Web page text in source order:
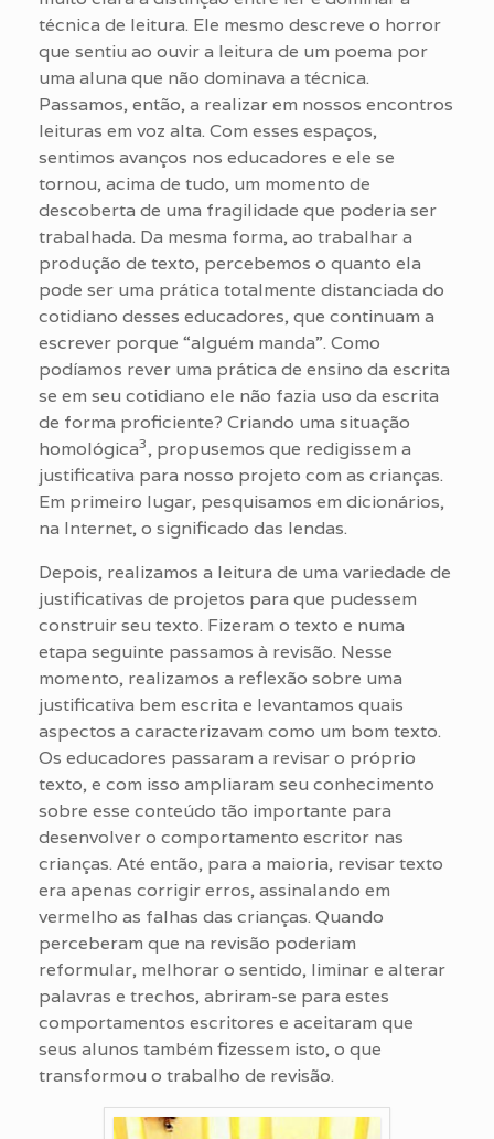
técnica de leitura. Ele mesmo descreve o horror
que sentiu ao ouvir a leitura de um poema por
uma aluna que não dominava a técnica.
Passamos, então, a realizar em nossos encontros
leituras em voz alta. Com esses espaços,
sentimos avanços nos educadores e ele se
tornou, acima de tudo, um momento de
descoberta de uma fragilidade que poderia ser
trabalhada. Da mesma forma, ao trabalhar a
produção de texto, percebemos o quanto ela
pode ser uma prática totalmente distanciada do
cotidiano desses educadores, que continuam a
escrever porque “alguém manda”. Como
podíamos rever uma prática de ensino da escrita
se em seu cotidiano ele não fazia uso da escrita
de forma proficiente? Criando uma situação
homológica3, propusemos que redigissem a
justificativa para nosso projeto com as crianças.
Em primeiro lugar, pesquisamos em dicionários,
na Internet, o significado das lendas.
Depois, realizamos a leitura de uma variedade de
justificativas de projetos para que pudessem
construir seu texto. Fizeram o texto e numa
etapa seguinte passamos à revisão. Nesse
momento, realizamos a reflexão sobre uma
justificativa bem escrita e levantamos quais
aspectos a caracterizavam como um bom texto.
Os educadores passaram a revisar o próprio
texto, e com isso ampliaram seu conhecimento
sobre esse conteúdo tão importante para
desenvolver o comportamento escritor nas
crianças. Até então, para a maioria, revisar texto
era apenas corrigir erros, assinalando em
vermelho as falhas das crianças. Quando
perceberam que na revisão poderiam
reformular, melhorar o sentido, liminar e alterar
palavras e trechos, abriram-se para estes
comportamentos escritores e aceitaram que
seus alunos também fizessem isto, o que
transformou o trabalho de revisão.